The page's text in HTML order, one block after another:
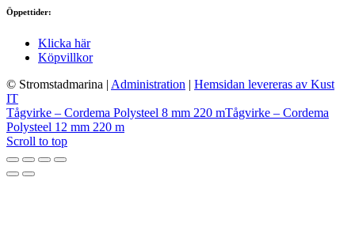
Öppettider:
Klicka här
Köpvillkor
© Stromstadmarina | Administration | Hemsidan levereras av Kust
IT
Tågvirke – Cordema Polysteel 8 mm 220 mTågvirke – Cordema
Polysteel 12 mm 220 m
Scroll to top